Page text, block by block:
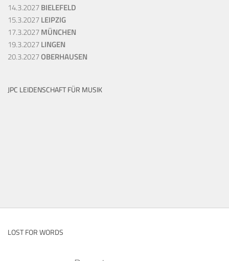
14.3.2027BIELEFELD
15.3.2027LEIPZIG
17.3.2027MÜNCHEN
19.3.2027LINGEN
20.3.2027OBERHAUSEN
JPC LEIDENSCHAFT FÜR MUSIK
LOST FOR WORDS